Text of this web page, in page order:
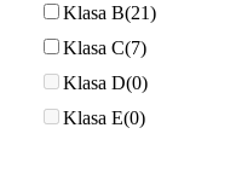
Klasa B 21
Klasa C 7
Klasa D 0
Klasa E 0